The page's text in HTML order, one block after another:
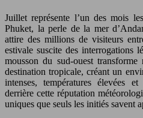
Juillet représente l’un des mois
Phuket, la perle de la mer
attire des millions de visiteurs
estivale suscite des interrogations
mousson du sud-ouest
destination tropicale, créant un
intenses, températures élevées
derrière cette réputation
uniques que seuls les initiés savent